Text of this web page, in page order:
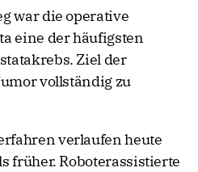
war die operative
eine der häufigsten
Ziel der
vollständig zu
verlaufen heute
früher. Roboterassistierte